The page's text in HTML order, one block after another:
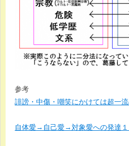
参考
誹謗・中傷・嘲笑にかけては超一
自体愛→自己愛→対象愛への発達１